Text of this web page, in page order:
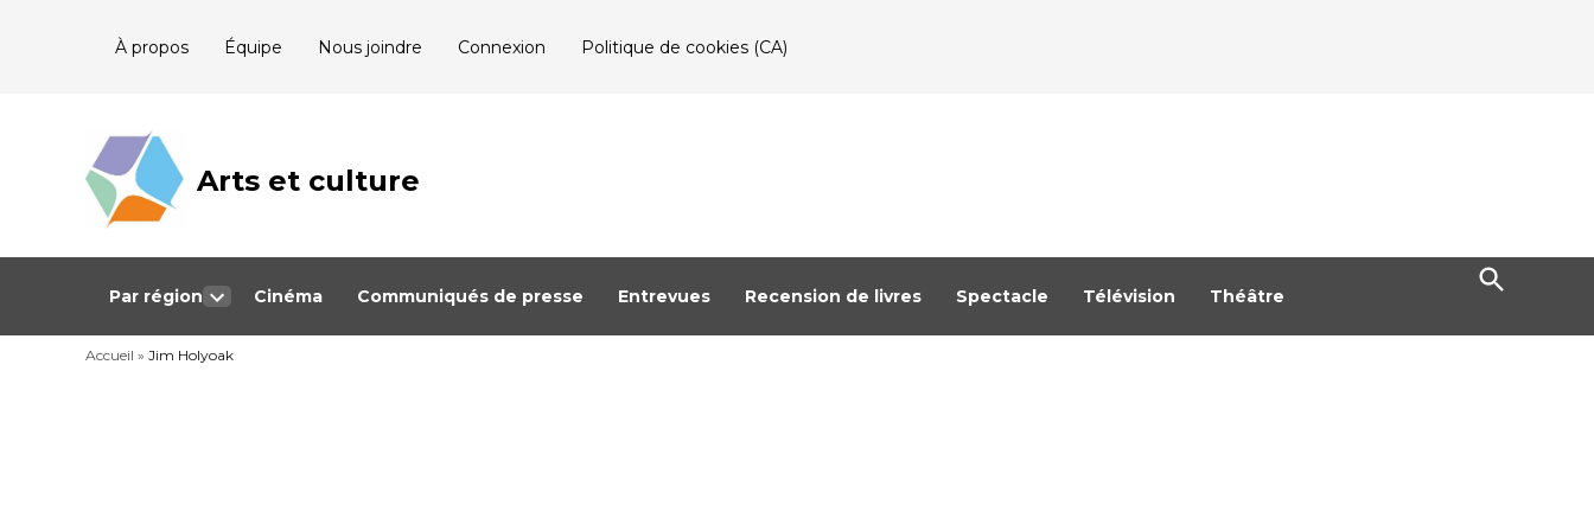
À propos Équipe Nous joindre Connexion Politique de cookies (CA)
Arts et culture
Journalisme
Québec
Par région
dropdown
menu
Cinéma Communiqués de presse Entrevues Recension de livres Spectacle Télévision Théâtre
Open
Search
Accueil » Jim Holyoak